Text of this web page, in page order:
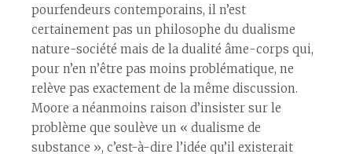
pourfendeurs contemporains, il n’est
certainement pas un philosophe du dualisme
nature-société mais de la dualité âme-corps qui,
pour n’en n’être pas moins problématique, ne
relève pas exactement de la même discussion.
Moore a néanmoins raison d’insister sur le
problème que soulève un « dualisme de
substance », c’est-à-dire l’idée qu’il existerait